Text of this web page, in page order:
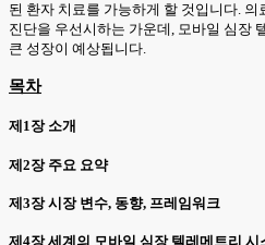
된 환자 치료를 가능하게 할 것입니다.
진단을 우선시하는 가운데, 모바일 심장
큰 성장이 예상됩니다.
목차
제1장 소개
제2장 주요 요약
제3장 시장 변수, 동향, 프레임워크
제4장 세계의 모바일 심장 텔레메트리 시